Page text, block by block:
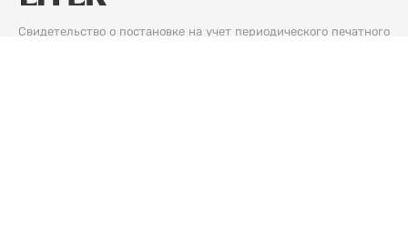
Свидетельство о постановке на учет периодического печатного